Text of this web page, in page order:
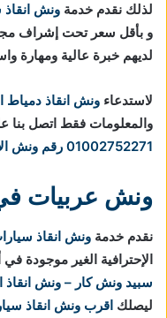
لذلك نقدم خدمة ونش
و بأقل سعر تحت إشراف
لديهم خبرة عالية ومهارة
لاستدعاء ونش انقاذ دمياط
والمعلومات فقط اتصل بنا
01002752271 رقم ونش
ونش عربيات
نقدم خدمة ونش انقاذ
الإحترافية الغير موجودة
سبيد ونش كار – ونش انقاذ
ليصلك اقرب ونش انقاذ